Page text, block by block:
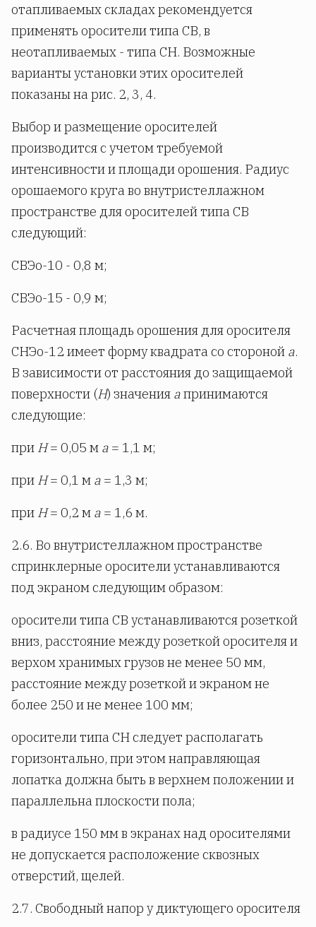
отапливаемых складах рекомендуется
применять оросители типа СВ, в
неотапливаемых - типа СН. Возможные
варианты установки этих оросителей
показаны на рис. 2, 3, 4.
Выбор и размещение оросителей
производится с учетом требуемой
интенсивности и площади орошения. Радиус
орошаемого круга во внутристеллажном
пространстве для оросителей типа СВ
следующий:
СВЭо-10 - 0,8 м;
СВЭо-15 - 0,9 м;
Расчетная площадь орошения для оросителя
СНЭо-12 имеет форму квадрата со стороной a.
В зависимости от расстояния до защищаемой
поверхности (H) значения aпринимаются
следующие:
при Н= 0,05 м a = 1,1 м;
при Н= 0,1 м a = 1,3 м;
при Н= 0,2 м a = 1,6 м.
2.6. Во внутристеллажном пространстве
спринклерные оросители устанавливаются
под экраном следующим образом:
оросители типа СВ устанавливаются розеткой
вниз, расстояние между розеткой оросителя и
верхом хранимых грузов не менее 50 мм,
расстояние между розеткой и экраном не
более 250 и не менее 100 мм;
оросители типа СН следует располагать
горизонтально, при этом направляющая
лопатка должна быть в верхнем положении и
параллельна плоскости пола;
в радиусе 150 мм в экранах над оросителями
не допускается расположение сквозных
отверстий, щелей.
2.7. Свободный напор у диктующего оросителя